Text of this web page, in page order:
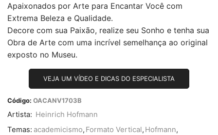
Apaixonados por Arte para Encantar Você com
Extrema Beleza e Qualidade.
Decore com sua Paixão, realize seu Sonho e tenha sua
Obra de Arte com uma incrível semelhança ao original
exposto no Museu.
VEJA UM VÍDEO E DICAS DO ESPECIALISTA
Código: OACANV1703B
Artista: Heinrich Hofmann
Temas: academicismo, Formato Vertical , Hofmann,